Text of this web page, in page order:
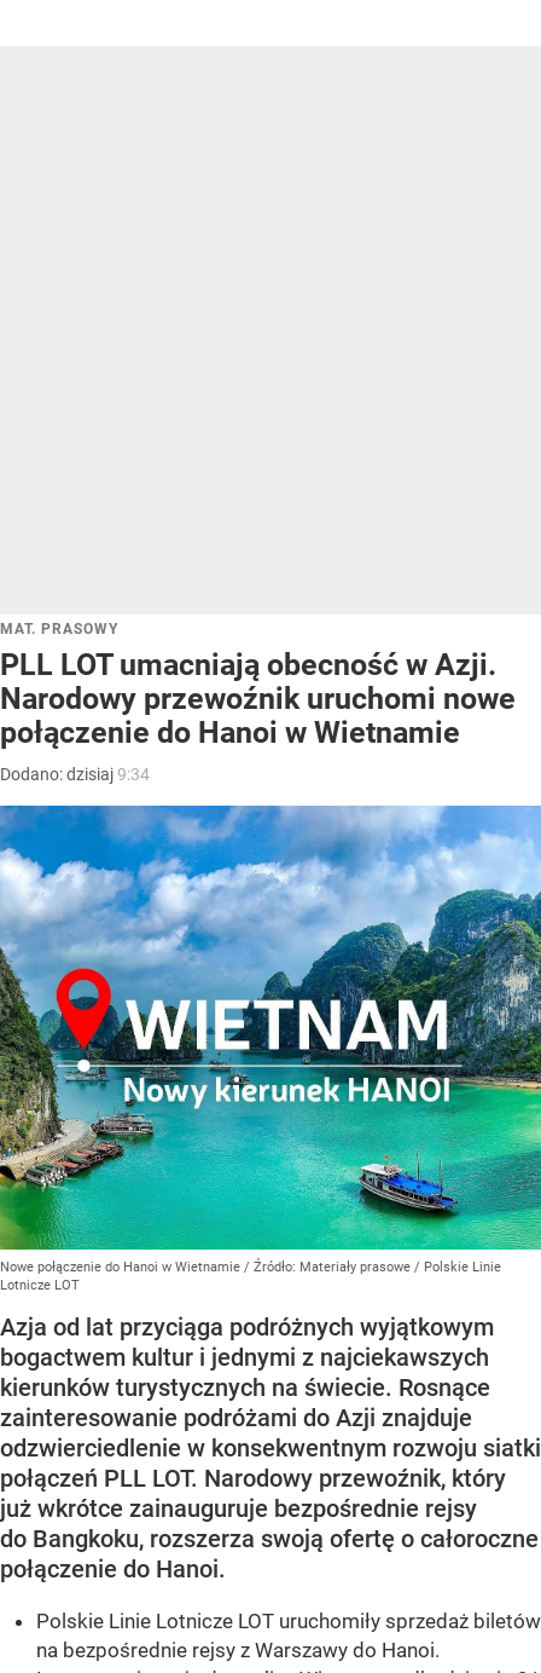
MAT. PRASOWY
PLL LOT umacniają obecność w Azji.
Narodowy przewoźnik uruchomi nowe
połączenie do Hanoi w Wietnamie
Dodano:dzisiaj9:34
Nowe połączenie do Hanoi w Wietnamie / Źródło: Materiały prasowe / Polskie Linie
Lotnicze LOT
Azja od lat przyciąga podróżnych wyjątkowym
bogactwem kultur i jednymi z najciekawszych
kierunków turystycznych na świecie. Rosnące
zainteresowanie podróżami do Azji znajduje
odzwierciedlenie w konsekwentnym rozwoju siatki
połączeń PLL LOT. Narodowy przewoźnik, który
już wkrótce zainauguruje bezpośrednie rejsy
do Bangkoku, rozszerza swoją ofertę o całoroczne
połączenie do Hanoi.
Polskie Linie Lotnicze LOT uruchomiły sprzedaż biletów
na bezpośrednie rejsy z Warszawy do Hanoi.